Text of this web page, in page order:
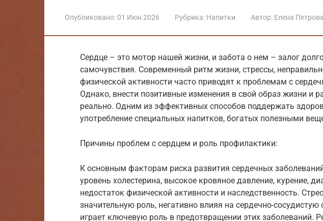
Опубликовано: 01 Июн 2026 Рубрика: Напитки Автор: Елена Петрова
Сердце – это мотор нашей жизни, и забота о нем – залог
самочувствия. Современный ритм жизни, стрессы,
физической активности часто приводят к проблемам с
Однако, внести позитивные изменения в свой образ жизни и
реально. Одним из эффективных способов поддержать
употребление специальных напитков, богатых полезными
Причины проблем с сердцем и роль профилактики:
К основным факторам риска развития сердечных
уровень холестерина, высокое кровяное давление, курение,
недостаток физической активности и наследственность.
значительную роль, негативно влияя на сердечно-
играет ключевую роль в предотвращении этих заболеваний.